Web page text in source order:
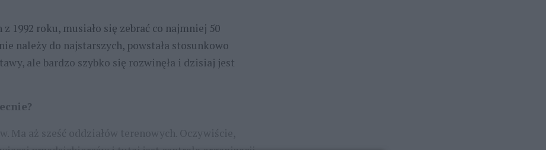
1992 roku, musiało się zebrać co najmniej 50
należy do najstarszych, powstała stosunkowo
ale bardzo szybko się rozwinęła i dzisiaj jest
Ma aż sześć oddziałów terenowych. Oczywiście,